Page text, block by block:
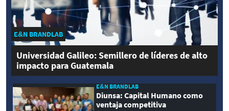
E&N BRANDLAB
Universidad Galileo: Semillero de líderes de alto
impacto para Guatemala
E&N BRANDLAB
Diunsa: Capital Humano como
ventaja competitiva